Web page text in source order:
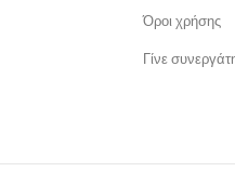
Όροι χρήσης
Γίνε